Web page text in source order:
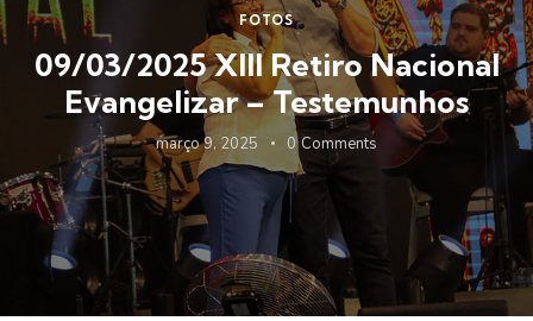
FOTOS
09/03/2025 XIII Retiro Nacional
Evangelizar – Testemunhos
março 9, 2025 0 Comments